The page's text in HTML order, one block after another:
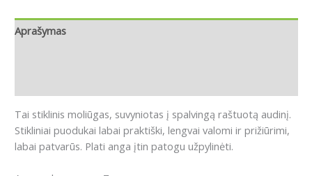
Aprašymas
Tai stiklinis moliūgas, suvyniotas į spalvingą raštuotą audinį.
Stikliniai puodukai labai praktiški, lengvai valomi ir prižiūrimi,
labai patvarūs. Plati anga įtin patogu užpylinėti.